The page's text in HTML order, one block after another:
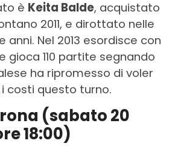
è Keita Balde, acquistato
2011, e dirottato nelle
anni. Nel 2013 esordisce con
gioca 110 partite segnando
ha ripromesso di voler
costi questo turno.
(sabato 20
18:00)